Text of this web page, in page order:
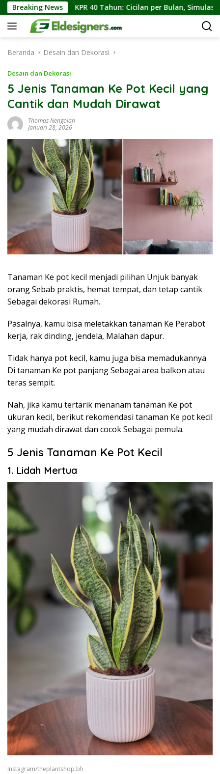
Langsung
ke
konten
Breaking News
KPR 40 Tahun: Cicilan per Bulan, Simulasi Angsuran, dan
Beranda Desain dan Dekorasi
Desain dan Dekorasi
5 Jenis Tanaman Ke Pot Kecil yang
Cantik dan Mudah Dirawat
Thomas Nengolan
Januari 28, 2026
Tanaman Ke pot kecil menjadi pilihan Unjuk banyak
orang Sebab praktis, hemat tempat, dan tetap cantik
Sebagai dekorasi Rumah.
Pasalnya, kamu bisa meletakkan tanaman Ke Perabot
kerja, rak dinding, jendela, Malahan dapur.
Tidak hanya pot kecil, kamu juga bisa memadukannya
Di tanaman Ke pot panjang Sebagai area balkon atau
teras sempit.
Nah, jika kamu tertarik menanam tanaman Ke pot
ukuran kecil, berikut rekomendasi tanaman Ke pot kecil
yang mudah dirawat dan cocok Sebagai pemula.
5 Jenis Tanaman Ke Pot Kecil
1. Lidah Mertua
Instagram/theplantshop.bh